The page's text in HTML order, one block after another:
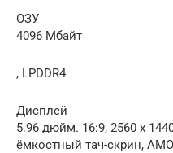
ОЗУ
4096 Мбайт
, LPDDR4
Дисплей
5.96 дюйм. 16:9, 2560 x
ёмкостный тач-скрин,